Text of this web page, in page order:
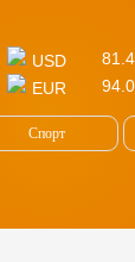
USD
EUR
Спорт